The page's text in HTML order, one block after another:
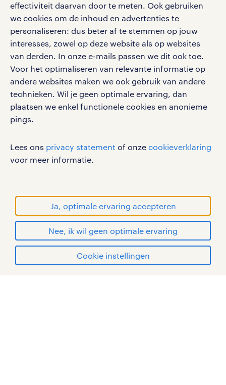
effectiviteit daarvan door te meten. Ook gebruiken
we cookies om de inhoud en advertenties te
personaliseren: dus beter af te stemmen op jouw
interesses, zowel op deze website als op websites
van derden. In onze e-mails passen we dit ook toe.
Voor het optimaliseren van relevante informatie op
andere websites maken we ook gebruik van andere
technieken. Wil je geen optimale ervaring, dan
plaatsen we enkel functionele cookies en anonieme
pings.
Lees ons privacy statement of onze cookieverklaring
voor meer informatie.
Ja, optimale ervaring accepteren
Nee, ik wil geen optimale ervaring
Cookie instellingen
Volg ons voor de leukste content omtrent
vacatures, solliciteren en inspiratie.
werken bij randstad
gebruikersvoorwaarden
privacystatement
cookies
handelsmerken van Randstad N.V.
© Randstad 2026